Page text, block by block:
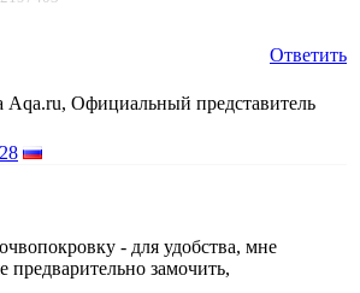
Ответить
Aqa.ru, Официальный представитель
- для удобства, мне
предварительно замочить,